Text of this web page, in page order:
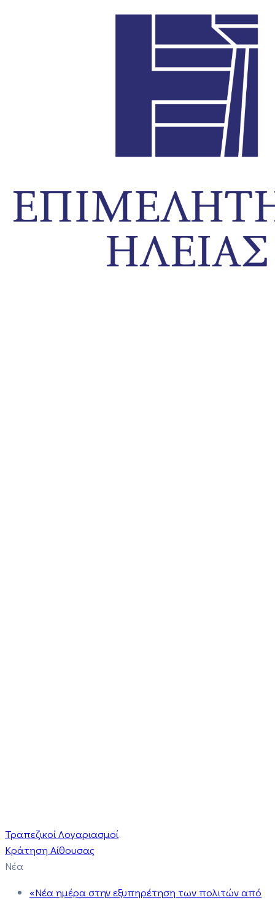
Τραπεζικοί Λογαριασμοί
Κράτηση Αίθουσας
Νέα
«Νέα ημέρα στην εξυπηρέτηση των πολιτών από